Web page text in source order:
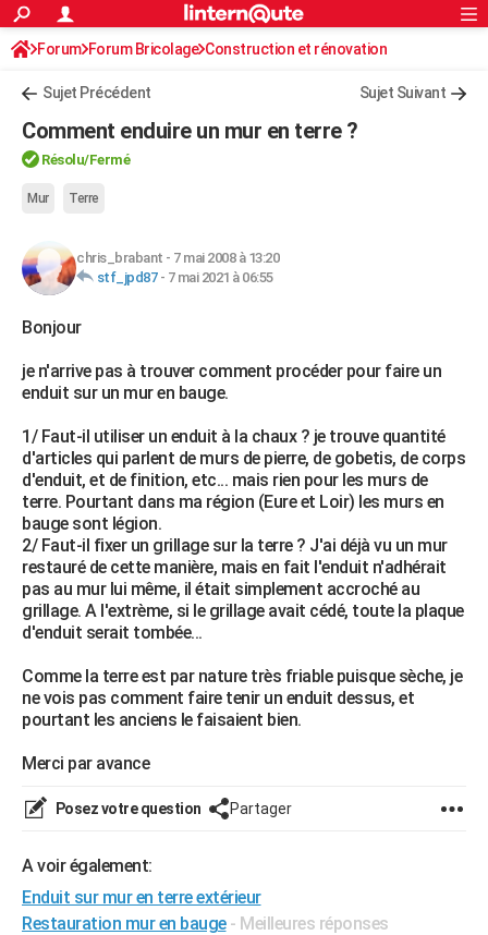
ACTUALITÉS
Politique
Société
Faits Divers
Education
Monde
Villes
+
Programme TV
TNTStreaming
Cinéma
Sorties cinéma
Musique
+FINANCE
Retraite
Impôts
Epargne
Immobilier
Risques naturels par ville
Banque
Assurance
Crédit
AUTO
HIGH-TECH
Mobiles
Meilleur smartphone
Internet
Ordinateurs
Jeux vidéo
Guide high-tech
BRICOLAGE
Forum
Aménagement intérieur
Extérieur
Cuisine
Salle de bains
Jardinage
Rangement
WEEK-END
Guides de France
Escapades
Patrimoine
Expositions
Musées
Week-end nature
+LIFESTYLE
SANTE
Alimentation
Guide de la santé
Maladies
Médicaments
Sommeil
VOYAGE
Destinations
City break
Voyage nature
Voyage de noces
Forum
Climat
+PHOTO
GUIDES D'ACHAT
BONS PLANS
Carte de Noël
Carte Bonne année
Carte Saint-Valentin
Carte Pâques
Carte d'anniversaire
DICTIONNAIRE
Dictionnaire
Biographies
Citations
Expressions
Proverbes
S'inscrire
Se connecter
Lycées
Collèges
Primaires
Universités
Entreprises
Service militaire
Avis de recherche
AVIS DE DÉCÈS
FORUM
Bricolage
Lifestyle
Culture
Sport
Auto
Television
Voyage
Cinema
Rechercher
S'inscrire
Connexion
Forum Forum Bricolage Construction et rénovation
Sujet Précédent Sujet Suivant
Comment enduire un mur en terre ?
Résolu/Fermé
Mur Terre
chris_brabant - 7 mai 2008 à 13:20
stf_jpd87- 7 mai 2021 à 06:55
Bonjour
je n'arrive pas à trouver comment procéder pour faire un
enduit sur un mur en bauge.
1/ Faut-il utiliser un enduit à la chaux ? je trouve quantité
d'articles qui parlent de murs de pierre, de gobetis, de corps
d'enduit, et de finition, etc... mais rien pour les murs de
terre. Pourtant dans ma région (Eure et Loir) les murs en
bauge sont légion.
2/ Faut-il fixer un grillage sur la terre ? J'ai déjà vu un mur
restauré de cette manière, mais en fait l'enduit n'adhérait
pas au mur lui même, il était simplement accroché au
grillage. A l'extrème, si le grillage avait cédé, toute la plaque
d'enduit serait tombée...
Comme la terre est par nature très friable puisque sèche, je
ne vois pas comment faire tenir un enduit dessus, et
pourtant les anciens le faisaient bien.
Merci par avance
Posez votre question Partager
A voir également:
Enduit sur mur en terre extérieur
Restauration mur en bauge - Meilleures réponses